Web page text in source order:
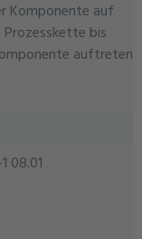
Komponente auf
bis
auftreten
08.01